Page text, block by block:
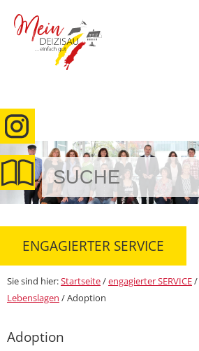
ENGAGIERTER SERVICE
Sie sind hier:Startseite/engagierter SERVICE/
Lebenslagen /Adoption
Adoption